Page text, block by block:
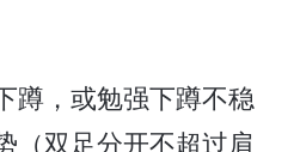
蹲，或勉强下蹲不稳
（双足分开不超过肩